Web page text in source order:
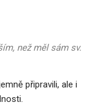
než měl sám sv.
připravili, ale i